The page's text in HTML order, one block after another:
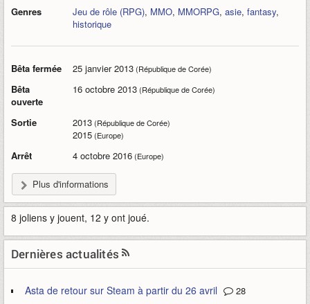
Genres
Jeu de rôle (RPG), MMO, MMORPG, asie, fantasy,
historique
Bêta fermée 25 janvier 2013(République de Corée)
Bêta
ouverte
16 octobre 2013(République de Corée)
Sortie 2013(République de Corée)
2015(Europe)
Arrêt 4 octobre 2016(Europe)
Plus d'informations
8 joliens y jouent, 12 y ont joué.
Dernières actualités
Asta de retour sur Steam à partir du 26 avril
28